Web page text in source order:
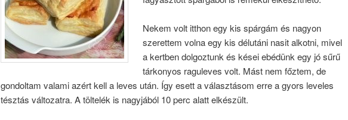
Nekem volt itthon egy kis spárgám és nagyon
szerettem volna egy kis délutáni nasit alkotni, mivel
a kertben dolgoztunk és kései ebédünk egy jó sűrű
tárkonyos raguleves volt. Mást nem főztem, de
gondoltam valami azért kell a leves után. Így esett a választásom erre a gyors leveles
tésztás változatra. A töltelék is nagyjából 10 perc alatt elkészült.